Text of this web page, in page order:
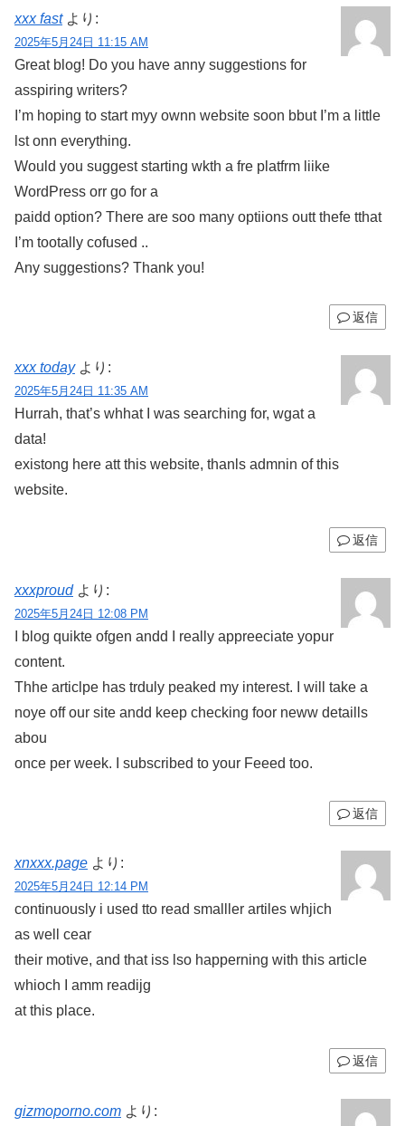
xxx fast より:
2025年5月24日 11:15 AM
Great blog! Do you have anny suggestions for
asspiring writers?
I’m hoping to start myy ownn website soon bbut I’m a little
lst onn everything.
Would you suggest starting wkth a fre platfrm liike
WordPress orr go for a
paidd option? There are soo many optiions outt thefe tthat
I’m tootally cofused ..
Any suggestions? Thank you!
返信
xxx today より:
2025年5月24日 11:35 AM
Hurrah, that’s whhat I was searching for, wgat a
data!
existong here att this website, thanls admnin of this
website.
返信
xxxproud より:
2025年5月24日 12:08 PM
I blog quikte ofgen andd I really appreeciate yopur
content.
Thhe articlpe has trduly peaked my interest. I will take a
noye off our site andd keep checking foor neww detaills
abou
once per week. I subscribed to your Feeed too.
返信
xnxxx.page より:
2025年5月24日 12:14 PM
continuously i used tto read smalller artiles whjich
as well cear
their motive, and that iss lso happerning with this article
whioch I amm readijg
at this place.
返信
gizmoporno.com より: